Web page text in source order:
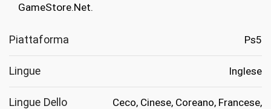
GameStore.Net.
Piattaforma Ps5
Lingue Inglese
Lingue Dello
Ceco, Cinese, Coreano, Francese,